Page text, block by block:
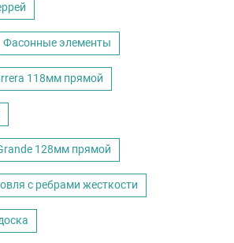
Фасонные элементы
118мм прямой
128мм прямой
с ребрами жесткости